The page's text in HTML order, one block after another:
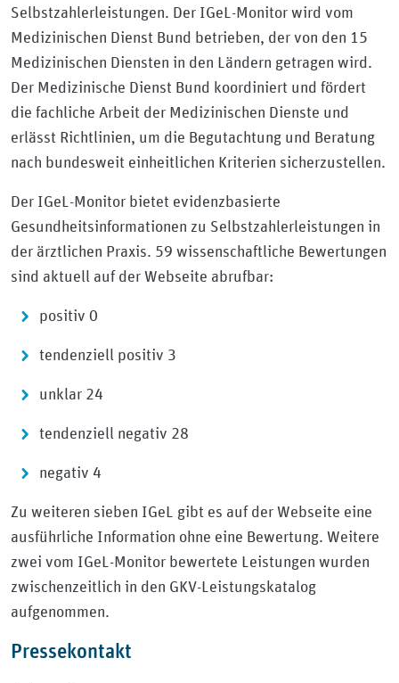
Selbstzahlerleistungen. Der IGeL-Monitor wird vom
Medizinischen Dienst Bund betrieben, der von den 15
Medizinischen Diensten in den Ländern getragen wird.
Der Medizinische Dienst Bund koordiniert und fördert
die fachliche Arbeit der Medizinischen Dienste und
erlässt Richtlinien, um die Begutachtung und Beratung
nach bundesweit einheitlichen Kriterien sicherzustellen.
Der IGeL-Monitor bietet evidenzbasierte
Gesundheitsinformationen zu Selbstzahlerleistungen in
der ärztlichen Praxis. 59 wissenschaftliche Bewertungen
sind aktuell auf der Webseite abrufbar:
positiv 0
tendenziell positiv 3
unklar 24
tendenziell negativ 28
negativ 4
Zu weiteren sieben IGeL gibt es auf der Webseite eine
ausführliche Information ohne eine Bewertung. Weitere
zwei vom IGeL-Monitor bewertete Leistungen wurden
zwischenzeitlich in den GKV-Leistungskatalog
aufgenommen.
Pressekontakt